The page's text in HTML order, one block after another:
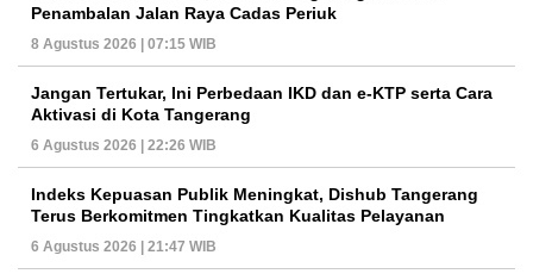
Penambalan Jalan Raya Cadas Periuk
8 Agustus 2026 | 07:15 WIB
Jangan Tertukar, Ini Perbedaan IKD dan e-KTP serta Cara
Aktivasi di Kota Tangerang
6 Agustus 2026 | 22:26 WIB
Indeks Kepuasan Publik Meningkat, Dishub Tangerang
Terus Berkomitmen Tingkatkan Kualitas Pelayanan
6 Agustus 2026 | 21:47 WIB